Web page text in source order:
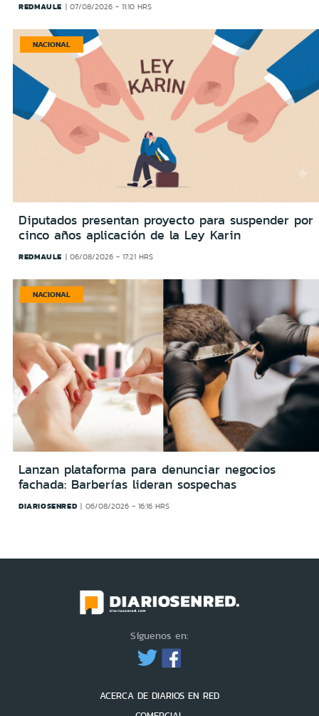
REDMAULE 07/08/2026 - 11:10 HRS
NACIONAL
Diputados presentan proyecto para suspender por
cinco años aplicación de la Ley Karin
REDMAULE 06/08/2026 - 17:21 HRS
NACIONAL
Lanzan plataforma para denunciar negocios
fachada: Barberías lideran sospechas
DIARIOSENRED 06/08/2026 - 16:16 HRS
Síguenos en:
ACERCA DE DIARIOS EN RED